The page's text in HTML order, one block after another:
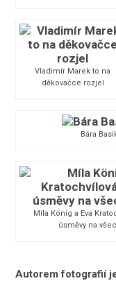
Vladimír Marek to na
děkovačce rozjel
Bára
Míla König a Eva
úsměvy na
Autorem fotografií